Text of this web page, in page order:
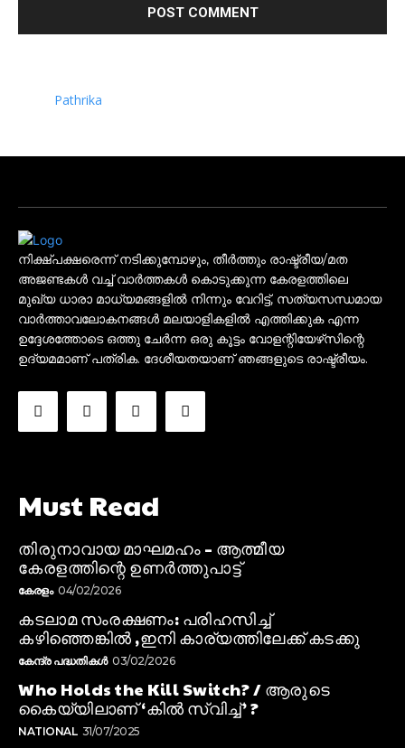
Pathrika
നിക്ഷ്പക്ഷരെന്ന് നടിക്കുമ്പോഴും, തീർത്തും രാഷ്ട്രീയ/മത
അജണ്ടകൾ വച്ച് വാർത്തകൾ കൊടുക്കുന്ന കേരളത്തിലെ
മുഖ്യ ധാരാ മാധ്യമങ്ങളിൽ നിന്നും വേറിട്ട്, സത്യസന്ധമായ
വാർത്താവലോകനങ്ങൾ മലയാളികളിൽ എത്തിക്കുക എന്ന
ഉദ്ദേശത്തോടെ ഒത്തു ചേർന്ന ഒരു കൂട്ടം വോളന്റിയേഴ്‌സിന്റെ
ഉദ്യമമാണ് പത്രിക. ദേശീയതയാണ് ഞങ്ങളുടെ രാഷ്ട്രീയം.
Must Read
തിരുനാവായ മാഘമഹം – ആത്മീയ
കേരളത്തിന്റെ ഉണർത്തുപാട്ട്
കേരളം 04/02/2026
കടലാമ സംരക്ഷണം: പരിഹസിച്ച്
കഴിഞ്ഞെങ്കിൽ ,ഇനി കാര്യത്തിലേക്ക് കടക്കു
കേന്ദ്ര പദ്ധതികൾ 03/02/2026
Who Holds the Kill Switch? / ആരുടെ
കൈയ്യിലാണ് ‘കിൽ സ്വിച്ച്’ ?
NATIONAL 31/07/2025